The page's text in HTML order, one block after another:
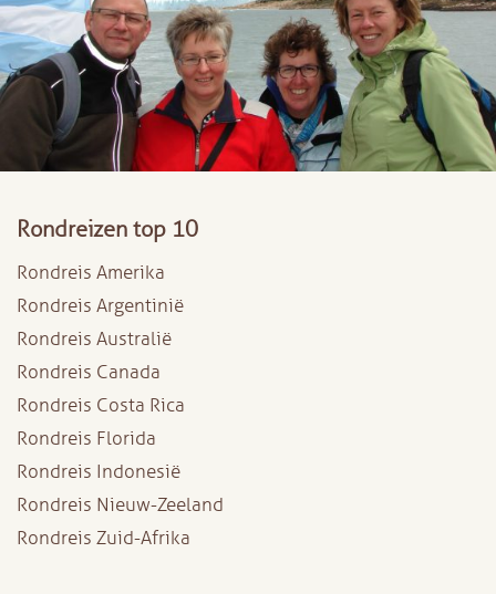
Rondreizen top 10
Rondreis Amerika
Rondreis Argentinië
Rondreis Australië
Rondreis Canada
Rondreis Costa Rica
Rondreis Florida
Rondreis Indonesië
Rondreis Nieuw-Zeeland
Rondreis Zuid-Afrika